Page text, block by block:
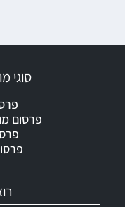
סוגי
פרסום